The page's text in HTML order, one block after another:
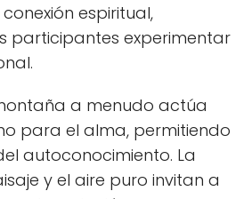
espiritual,
participantes experimentar
a menudo actúa
para el alma, permitiendo
autoconocimiento. La
y el aire puro invitan a